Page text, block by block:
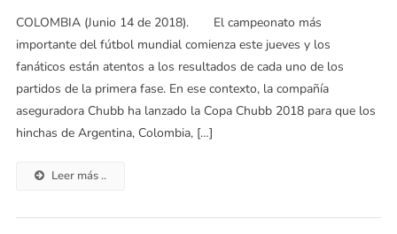
COLOMBIA (Junio 14 de 2018). El campeonato más
importante del fútbol mundial comienza este jueves y los
fanáticos están atentos a los resultados de cada uno de los
partidos de la primera fase. En ese contexto, la compañía
aseguradora Chubb ha lanzado la Copa Chubb 2018 para que los
hinchas de Argentina, Colombia, […]
Leer más ..